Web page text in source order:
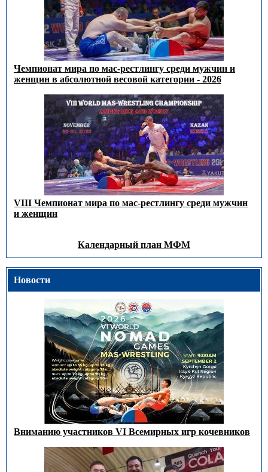
Чемпионат мира по мас-рестлингу среди мужчин и
женщин в абсолютной весовой категории - 2026
VIII Чемпионат мира по мас-рестлингу среди мужчин
и женщин
Календарный план МФМ
Новости
Вниманию участников VI Всемирных игр кочевников